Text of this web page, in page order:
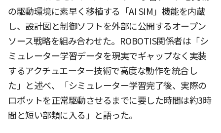
の駆動環境に素早く移植する「AI SIM」機能を内蔵
し、設計図と制御ソフトを外部に公開するオープン
ソース戦略を組み合わせた。ROBOTIS関係者は「シ
ミュレーター学習データを現実でギャップなく実装
するアクチュエーター技術で高度な動作を統合し
た」と述べ、「シミュレーター学習完了後、実際の
ロボットを正常駆動させるまでに要した時間は約3時
間と短い部類に入る」と語った。